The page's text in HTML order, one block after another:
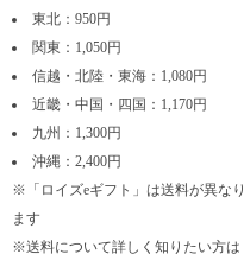
東北：950円
関東：1,050円
信越・北陸・東海：1,080円
近畿・中国・四国：1,170円
九州：1,300円
沖縄：2,400円
※「ロイズeギフト」は送料が異なり
ます
※送料について詳しく知りたい方は